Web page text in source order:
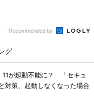
Recommended by
グ
11が起動不能に？ 「セキュ
対策、起動しなくなった場合